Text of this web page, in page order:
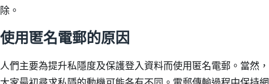
除。
使用匿名電郵的原因
人們主要為提升私隱度及保護登入資料而使用匿名電郵。當然，